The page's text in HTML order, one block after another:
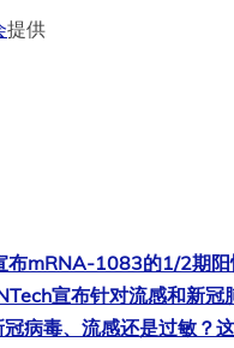
提供
布mRNA-1083的1/2期阳
宣布针对流感和新
病毒、流感还是过敏？